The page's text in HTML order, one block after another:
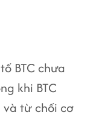
BTC chưa
khi BTC
từ chối cơ